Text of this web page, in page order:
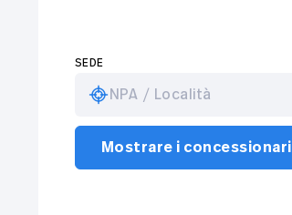
SEDE
NPA / Località
Mostrare i concessionari